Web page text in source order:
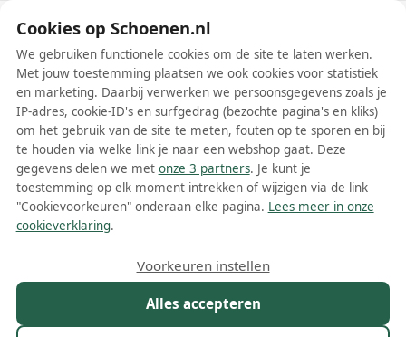
Schoenen.nl
Wis filters Alle filters
Blauwe Scarosso damesschoenen
Meer lezen
Kleur 1
Cookies op Schoenen.nl
We gebruiken functionele cookies om de site te laten werken.
Met jouw toestemming plaatsen we ook cookies voor statistiek
en marketing. Daarbij verwerken we persoonsgegevens zoals je
IP-adres, cookie-ID's en surfgedrag (bezochte pagina's en kliks)
om het gebruik van de site te meten, fouten op te sporen en bij
te houden via welke link je naar een webshop gaat. Deze
gegevens delen we met onze 3 partners. Je kunt je
toestemming op elk moment intrekken of wijzigen via de link
"Cookievoorkeuren" onderaan elke pagina. Lees meer in onze
cookieverklaring.
Alles accepteren
Voorkeuren instellen